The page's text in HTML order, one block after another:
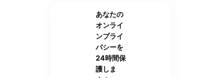
あなたの
オンライ
ンプライ
バシーを
24時間保
護しま